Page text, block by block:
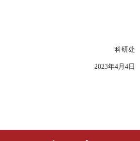
科研处
2023年4月 4 日